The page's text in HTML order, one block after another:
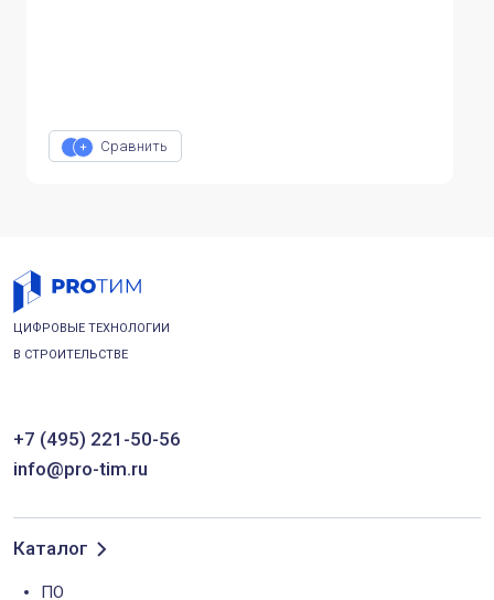
Сравнить
ЦИФРОВЫЕ ТЕХНОЛОГИИ
В СТРОИТЕЛЬСТВЕ
+7 (495) 221-50-56
info@pro-tim.ru
Каталог
ПО